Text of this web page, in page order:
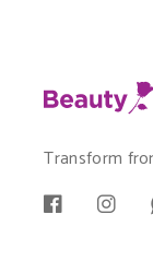
Transform